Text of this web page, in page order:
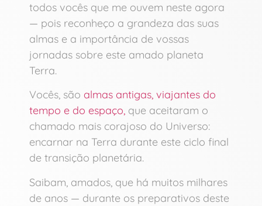
todos vocês que me ouvem neste agora
— pois reconheço a grandeza das suas
almas e a importância de vossas
jornadas sobre este amado planeta
Terra.
Vocês, são almas antigas, viajantes do
tempo e do espaço, que aceitaram o
chamado mais corajoso do Universo:
encarnar na Terra durante este ciclo final
de transição planetária.
Saibam, amados, que há muitos milhares
de anos — durante os preparativos deste